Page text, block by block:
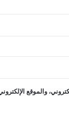
والموقع